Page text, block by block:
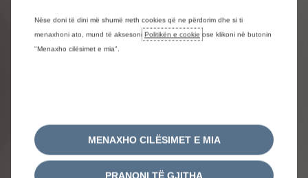
Një automjet pune dhe
rekreacioni, i gjithanshëm,
pasagjerësh
Suivant
Nëse doni të dini më shumë rreth cookies që ne përdorim dhe si ti
menaxhoni ato, mund të aksesoni Politikën e cookie ose klikoni në butonin
"Menaxho cilësimet e mia".
MENAXHO CILËSIMET E MIA
PRANONI TË GJITHA